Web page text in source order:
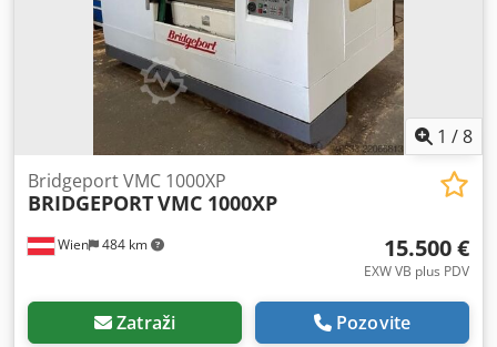
1 /8
Wien 484 km
Bridgeport VMC 1000XP
BRIDGEPORTVMC 1000XP
15.500 €
EXW VB plus PDV
Zatraži Pozovite